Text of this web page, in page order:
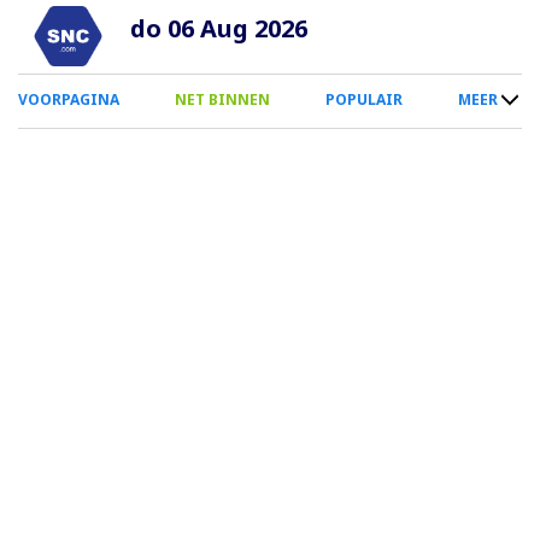
Overslaan
naar
inhoud
do 06 Aug 2026
0
Smartphone
VOORPAGINA NET BINNEN POPULAIR MEER